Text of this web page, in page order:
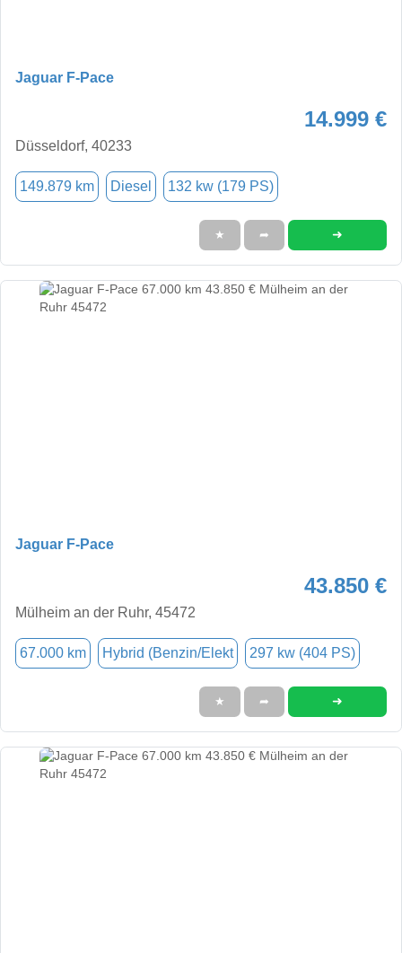
Jaguar F-Pace
14.999 €
Düsseldorf, 40233
149.879 km Diesel 132 kw (179 PS)
★ ➦ ➜
Jaguar F-Pace
43.850 €
Mülheim an der Ruhr, 45472
67.000 km Hybrid (Benzin/Elekt 297 kw (404 PS)
★ ➦ ➜